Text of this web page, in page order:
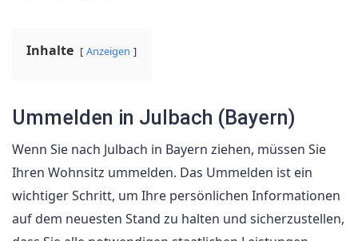
Inhalte Anzeigen
Ummelden in Julbach (Bayern)
Wenn Sie nach Julbach in Bayern ziehen, müssen Sie
Ihren Wohnsitz ummelden. Das Ummelden ist ein
wichtiger Schritt, um Ihre persönlichen Informationen
auf dem neuesten Stand zu halten und sicherzustellen,